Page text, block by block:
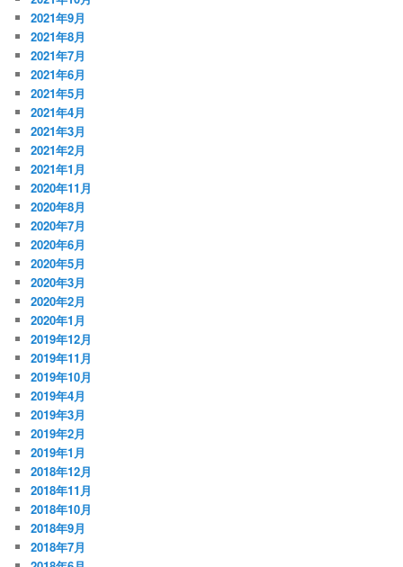
2021年9月
2021年8月
2021年7月
2021年6月
2021年5月
2021年4月
2021年3月
2021年2月
2021年1月
2020年11月
2020年8月
2020年7月
2020年6月
2020年5月
2020年3月
2020年2月
2020年1月
2019年12月
2019年11月
2019年10月
2019年4月
2019年3月
2019年2月
2019年1月
2018年12月
2018年11月
2018年10月
2018年9月
2018年7月